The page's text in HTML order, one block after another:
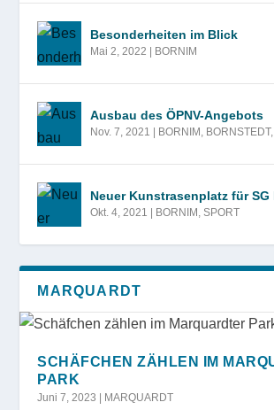
Besonderheiten im Blick
Mai 2, 2022 BORNIM
Ausbau des ÖPNV-Angebots
Nov. 7, 2021 BORNIM , BORNSTEDT,
Neuer Kunstrasenplatz für SG
Okt. 4, 2021 BORNIM ,SPORT
MARQUARDT
SCHÄFCHEN ZÄHLEN IM
PARK
Juni 7, 2023 MARQUARDT